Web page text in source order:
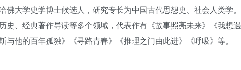
大学史学博士候选人，研究专长为中国古代思想史、社会人类学。
、经典著作导读等多个领域，代表作有《故事照亮未来》《我想遇
他的百年孤独》《寻路青春》《推理之门由此进》《呼吸》等。